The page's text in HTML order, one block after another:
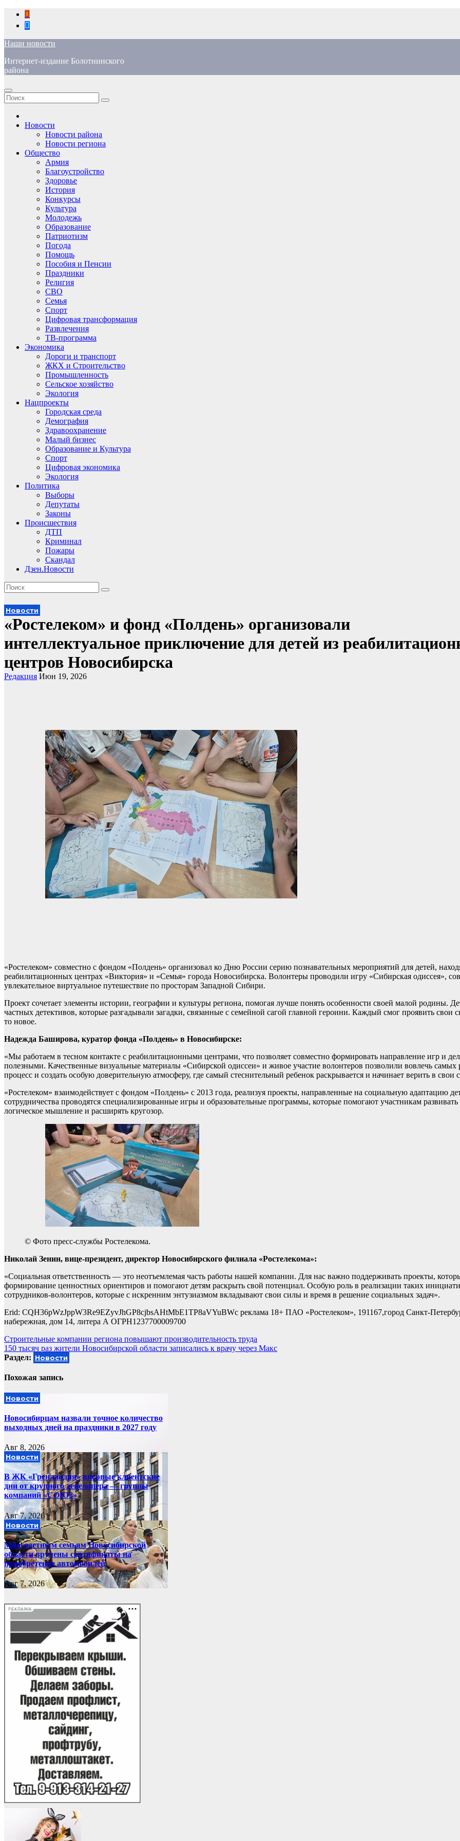
Перейти
содержимому
Наши новости
Интернет-издание Болотнинского
района
Новости
Новости района
Новости региона
Общество
Армия
Благоустройство
Здоровье
История
Конкурсы
Культура
Молодежь
Образование
Патриотизм
Погода
Помощь
Пособия и Пенсии
Праздники
Религия
СВО
Семья
Спорт
Цифровая трансформация
Развлечения
ТВ-программа
Экономика
Дороги и транспорт
ЖКХ и Строительство
Промышленность
Сельское хозяйство
Экология
Нацпроекты
Городская среда
Демография
Здравоохранение
Малый бизнес
Образование и Культура
Спорт
Цифровая экономика
Экология
Политика
Выборы
Депутаты
Законы
Происшествия
ДТП
Криминал
Пожары
Скандал
Дзен.Новости
Новости
«Ростелеком» и фонд «Полдень» организовали
интеллектуальное приключение для детей из
центров Новосибирска
Редакция Июн 19, 2026
«Ростелеком» совместно с фондом «Полдень» организовал ко Дню России серию познавательных мероприятий для детей,
реабилитационных центрах «Виктория» и «Семья» города Новосибирска. Волонтеры проводили игру «Сибирская одиссея»,
увлекательное виртуальное путешествие по просторам Западной Сибири.
Проект сочетает элементы истории, географии и культуры региона, помогая лучше понять особенности своей малой родины.
частных детективов, которые разгадывали загадки, связанные с семейной сагой главной героини. Каждый смог проявить свои
то новое.
Надежда Баширова, куратор фонда «Полдень» в Новосибирске:
«Мы работаем в тесном контакте с реабилитационными центрами, что позволяет совместно формировать направление игр и
полезными. Качественные визуальные материалы «Сибирской одиссеи» и живое участие волонтеров позволили вовлечь самых
процесс и создать особую доверительную атмосферу, где самый стеснительный ребенок раскрывается и начинает верить в свои
«Ростелеком» взаимодействует с фондом «Полдень» с 2013 года, реализуя проекты, направленные на социальную адаптацию
сотрудничества проводятся специализированные игры и образовательные программы, которые помогают участникам
логическое мышление и расширять кругозор.
© Фото пресс-службы Ростелекома.
Николай Зенин, вице-президент, директор Новосибирского филиала «Ростелекома»:
«Социальная ответственность — это неотъемлемая часть работы нашей компании. Для нас важно поддерживать проекты,
формирование ценностных ориентиров и помогают детям раскрыть свой потенциал. Особую роль в реализации таких
сотрудников-волонтеров, которые с искренним энтузиазмом вкладывают свои силы и время в решение социальных задач».
Erid: CQH36pWzJppW3Re9EZyvJhGP8cjbsAHtMbE1TP8aVYuBWc реклама 18+ ПАО «Ростелеком», 191167,город Санкт-
набережная, дом 14, литера А ОГРН1237700009700
Навигация
по
Строительные компании региона повышают производительность труда
150 тысяч раз жители Новосибирской области записались к врачу через Макс
Раздел: Новости
Похожая запись
Новости
Новосибирцам назвали точное количество
выходных дней на праздники в 2027 году
Авг 8, 2026
Новости
В ЖК «Гренландия» впервые клиентские
дни от крупного девелопера — группы
компаний «СОЮЗ»
Авг 7, 2026
Новости
Многодетным семьям Новосибирской
области вручены сертификаты на
приобретение автомобилей
Авг 7, 2026
РЕКЛАМА